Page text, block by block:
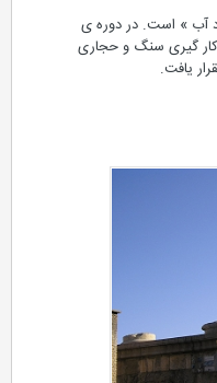
آب » است. در دوره ی
گیری سنگ و حجاری
یافت.